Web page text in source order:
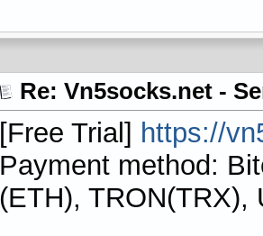
Re: Vn5socks.net -
[Free Trial] https://
Payment method:
(ETH), TRON(TRX),